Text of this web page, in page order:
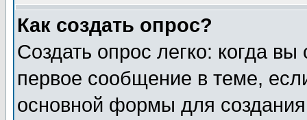
Как создать опрос?
Создать опрос легко: когда
первое сообщение в теме,
основной формы для